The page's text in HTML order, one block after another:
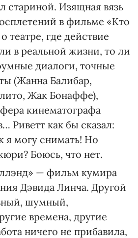
стариной. Изящная вязь
в фильме «Кто
театре, где действие
в реальной жизни, то ли
диалоги, точные
(Жанна Балибар,
Жак Бонаффе),
кинематографа
Риветт как бы сказал:
я могу снимать! Но
Боюсь, что нет.
— фильм кумира
Дэвида Линча. Другой
шумный,
времена, другие
ничего не прибавила,